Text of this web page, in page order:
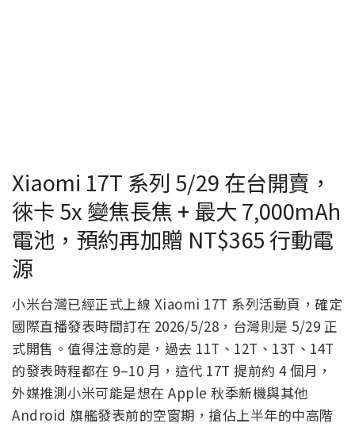
Xiaomi 17T 系列 5/29 在台開賣，
徠卡 5x 變焦長焦 + 最大 7,000mAh
電池，預約再加贈 NT$365 行動電
源
小米台灣已經正式上線 Xiaomi 17T 系列活動頁，確定
國際直播發表時間訂在 2026/5/28，台灣則是 5/29 正
式開售。值得注意的是，過去 11T、12T、13T、14T
的發表時程都在 9–10 月，這代 17T 提前約 4 個月，
外媒推測小米可能是想在 Apple 秋季新機與其他
Android 旗艦發表前的空窗期，搶佔上半年的中高階